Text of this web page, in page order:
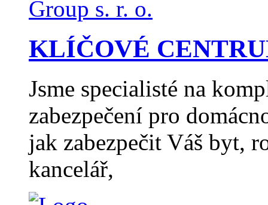
KLÍČOVÉ
Jsme specialisté na
zabezpečení pro
jak zabezpečit Váš byt,
kancelář,